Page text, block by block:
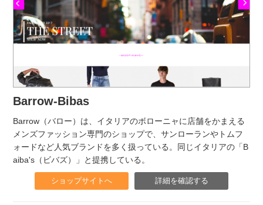
Barrow-Bibas
Barrow（バロー）は、イタリアのボローニャに店舗をかまえる
メンズファッション専門のショップで、サンローランやトムフ
ォードなど人気ブランドを多く扱っている。同じイタリアの「B
aiba's（ビバズ）」と提携している。
ショップサイトへ 詳細を確認する